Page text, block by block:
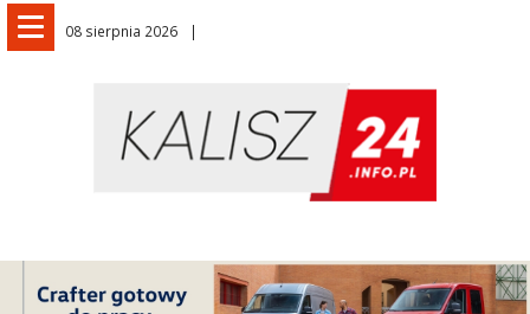
08 sierpnia 2026